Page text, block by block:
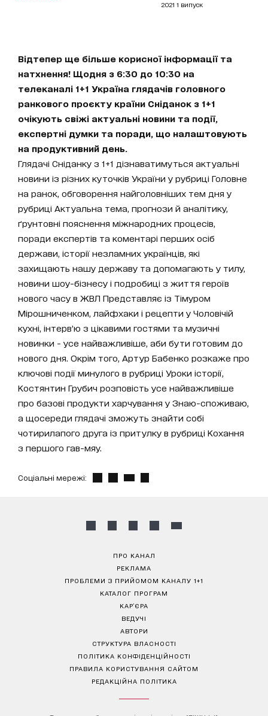
2021 1 випуск
Відтепер ще більше корисної інформації та
натхнення! Щодня з 6:30 до 10:30 на
телеканалі 1+1 Україна глядачів головного
ранкового проєкту країни Сніданок з 1+1
очікують свіжі актуальні новини та події,
експертні думки та поради, що налаштовують
на продуктивний день.
Глядачі Сніданку з 1+1 дізнаватимуться актуальні
новини із різних куточків України у рубриці Головне
на ранок, обговорення найголовніших тем дня у
рубриці Актуальна тема, прогнози й аналітику,
ґрунтовні пояснення міжнародних процесів,
поради експертів та коментарі перших осіб
держави, історії незламних українців, які
захищають нашу державу та допомагають у тилу,
новини шоу-бізнесу і подробиці з життя героїв
нового часу в ЖВЛ Представляє із Тімуром
Мірошниченком, лайфхаки і рецепти у Чоловічій
кухні, інтерв’ю з цікавими гостями та музичні
новинки - усе найважливіше, аби бути готовим до
нового дня. Окрім того, Артур Бабенко розкаже про
ключові події минулого в рубриці Уроки історії,
Костянтин Грубич розповість усе найважливіше
про базові продукти харчування у Знаю-споживаю,
а щосереди глядачі зможуть знайти собі
чотирилапого друга із притулку в рубриці Кохання
з першого гав-мяу.
Соціальні мережі:
ПРО КАНАЛ
РЕКЛАМА
ПРОБЛЕМИ З ПРИЙОМОМ КАНАЛУ 1+1
КАТАЛОГ ПРОГРАМ
КАР’ЄРА
ВЕДУЧІ
АВТОРИ
СТРУКТУРА ВЛАСНОСТІ
ПОЛІТИКА КОНФІДЕНЦІЙНОСТІ
ПРАВИЛА КОРИСТУВАННЯ САЙТОМ
РЕДАКЦІЙНА ПОЛІТИКА